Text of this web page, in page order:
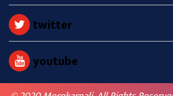
twitter
youtube